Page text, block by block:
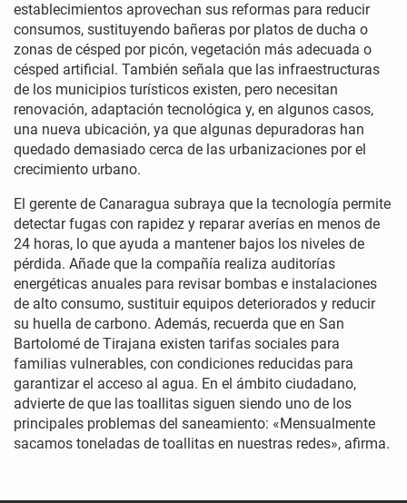
establecimientos aprovechan sus reformas para reducir
consumos, sustituyendo bañeras por platos de ducha o
zonas de césped por picón, vegetación más adecuada o
césped artificial. También señala que las infraestructuras
de los municipios turísticos existen, pero necesitan
renovación, adaptación tecnológica y, en algunos casos,
una nueva ubicación, ya que algunas depuradoras han
quedado demasiado cerca de las urbanizaciones por el
crecimiento urbano.
El gerente de Canaragua subraya que la tecnología permite
detectar fugas con rapidez y reparar averías en menos de
24 horas, lo que ayuda a mantener bajos los niveles de
pérdida. Añade que la compañía realiza auditorías
energéticas anuales para revisar bombas e instalaciones
de alto consumo, sustituir equipos deteriorados y reducir
su huella de carbono. Además, recuerda que en San
Bartolomé de Tirajana existen tarifas sociales para
familias vulnerables, con condiciones reducidas para
garantizar el acceso al agua. En el ámbito ciudadano,
advierte de que las toallitas siguen siendo uno de los
principales problemas del saneamiento: «Mensualmente
sacamos toneladas de toallitas en nuestras redes», afirma.